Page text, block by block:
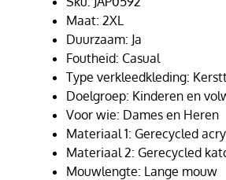
Maat: 2XL
Duurzaam: Ja
Foutheid: Casual
Type verkleedkleding:
Doelgroep: Kinderen en
Voor wie: Dames en Heren
Materiaal 1: Gerecycled
Materiaal 2: Gerecycled
Mouwlengte: Lange mouw